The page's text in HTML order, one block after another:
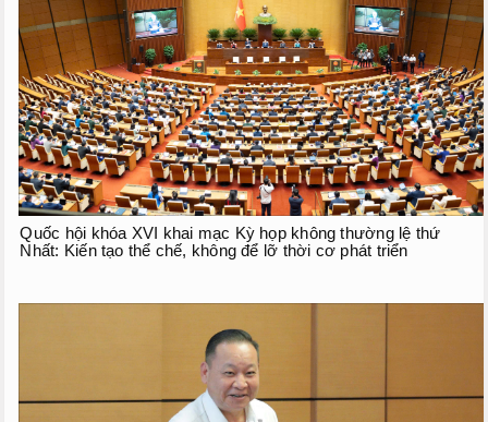
Quốc hội khóa XVI khai mạc Kỳ họp không thường lệ thứ
Nhất: Kiến tạo thể chế, không để lỡ thời cơ phát triển